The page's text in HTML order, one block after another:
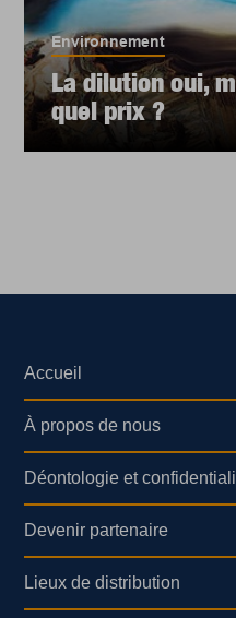
Environnement
La dilution oui,
quel prix ?
Accueil
À propos de nous
Déontologie et
Devenir partenaire
Lieux de distribution